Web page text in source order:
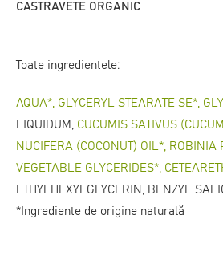
CASTRAVETE ORGANIC
Toate ingredientele:
AQUA*, GLYCERYL STEARATE SE*,
LIQUIDUM, CUCUMIS SATIVUS
NUCIFERA (COCONUT) OIL*, ROBINIA
VEGETABLE GLYCERIDES*,
ETHYLHEXYLGLYCERIN, BENZYL
*Ingrediente de origine naturală